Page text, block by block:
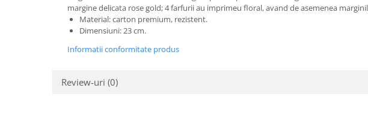
Petrecere Disco
Petrecere Anii '20
Petrecere Mexicana
Summer Party
margine delicata rose gold; 4 farfurii au imprimeu floral, avand de asemenea
Material: carton premium, rezistent.
Dimensiuni: 23 cm.
Informatii conformitate produs
Review-uri (0)